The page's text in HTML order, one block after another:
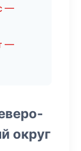
—
—
округ